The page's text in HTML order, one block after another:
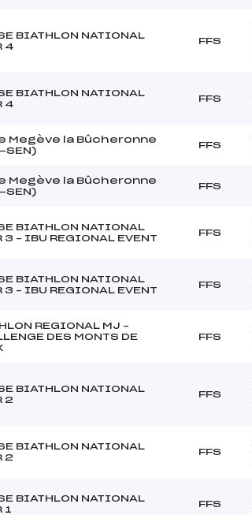
BIATHLON NATIONAL
4
FFS
BIATHLON NATIONAL
4
FFS
Megève la Bûcheronne
SEN)
FFS
Megève la Bûcheronne
SEN)
FFS
BIATHLON NATIONAL
3 – IBU REGIONAL EVENT
FFS
BIATHLON NATIONAL
3 – IBU REGIONAL EVENT
FFS
REGIONAL MJ –
DES MONTS DE
FFS
BIATHLON NATIONAL
2
FFS
BIATHLON NATIONAL
2
FFS
BIATHLON NATIONAL
1
FFS